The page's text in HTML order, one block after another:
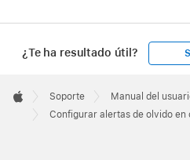
¿Te ha resultado útil?
Footer

Apple
Soporte
Manual del
Configurar alertas de olvido en caso de dejar